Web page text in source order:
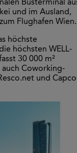
Busterminal
und im Ausland,
Flughafen Wien.
höchste
höchsten WELL-
30 000 m²
Coworking-
und Capco